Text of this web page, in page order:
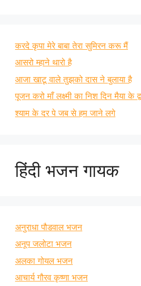
करदे कृपा मेरे बाबा तेरा सुमिरन करू मैं
आसरो म्हाने थारो है
आजा खाटू वाले तुझको दास ने बुलाया है
पूजन करो माँ लक्ष्मी का निश दिन मैया के
श्याम के दर पे जब से हम जाने लगे
हिंदी भजन गायक
अनुराधा पौडवाल भजन
अनूप जलोटा भजन
अलका गोयल भजन
आचार्य गौरव कृष्णा भजन